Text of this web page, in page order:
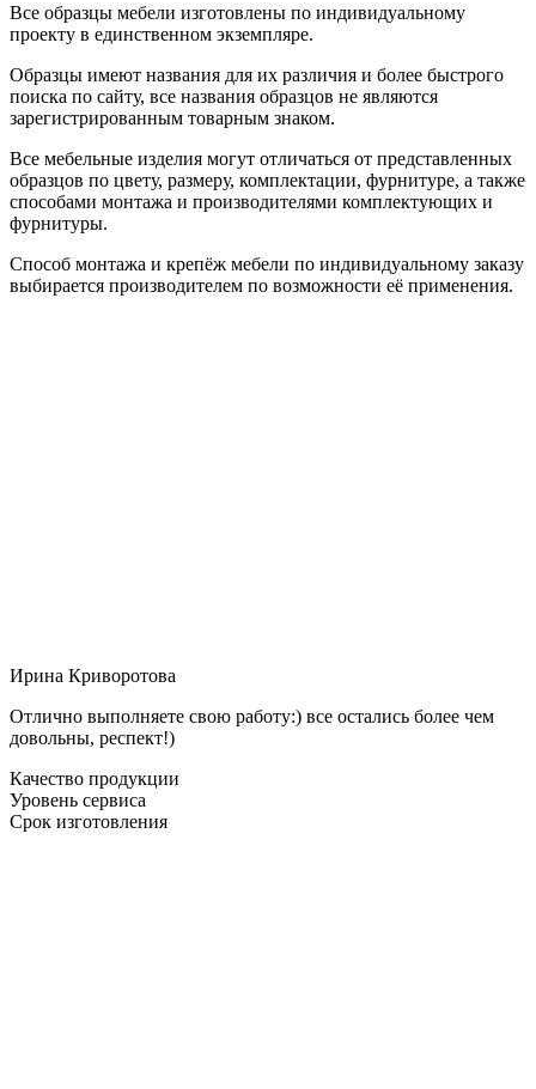
Все образцы мебели изготовлены по индивидуальному
проекту в единственном экземпляре.
Образцы имеют названия для их различия и более быстрого
поиска по сайту, все названия образцов не являются
зарегистрированным товарным знаком.
Все мебельные изделия могут отличаться от представленных
образцов по цвету, размеру, комплектации, фурнитуре, а также
способами монтажа и производителями комплектующих и
фурнитуры.
Способ монтажа и крепёж мебели по индивидуальному заказу
выбирается производителем по возможности её применения.
Ирина Криворотова
Отлично выполняете свою работу:) все остались более чем
довольны, респект!)
Качество продукции
Уровень сервиса
Срок изготовления